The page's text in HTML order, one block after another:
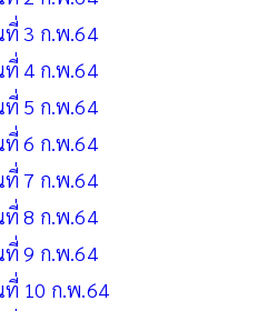
ที่ 3 ก.พ.64
ที่ 4 ก.พ.64
ที่ 5 ก.พ.64
ที่ 6 ก.พ.64
ที่ 7 ก.พ.64
ที่ 8 ก.พ.64
ที่ 9 ก.พ.64
ที่ 10 ก.พ.64